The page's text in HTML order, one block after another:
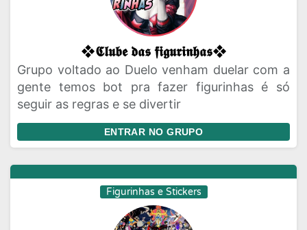
❖𝕮𝖑𝖚𝖇𝖊 𝖉𝖆𝖘 𝖋𝖎𝖌𝖚𝖗𝖎𝖓𝖍𝖆𝖘❖
Grupo voltado ao Duelo venham duelar com a
gente temos bot pra fazer figurinhas é só
seguir as regras e se divertir
ENTRAR NO GRUPO
Figurinhas e Stickers